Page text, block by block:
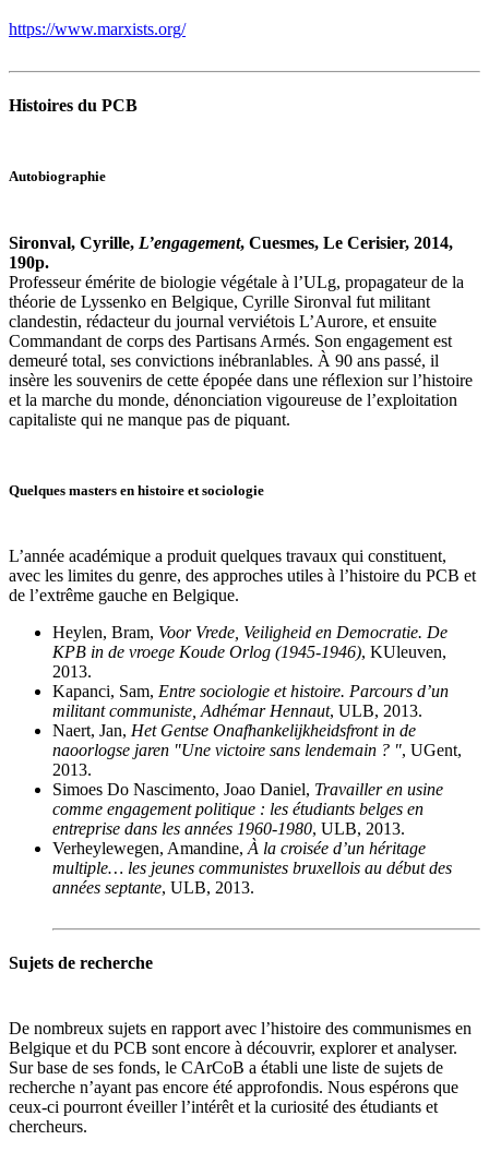
https://www.marxists.org/
Histoires du PCB
Autobiographie
Sironval, Cyrille, L’engagement, Cuesmes, Le Cerisier, 2014,
190p.
Professeur émérite de biologie végétale à l’ULg, propagateur de la
théorie de Lyssenko en Belgique, Cyrille Sironval fut militant
clandestin, rédacteur du journal verviétois L’Aurore, et ensuite
Commandant de corps des Partisans Armés. Son engagement est
demeuré total, ses convictions inébranlables. À 90 ans passé, il
insère les souvenirs de cette épopée dans une réflexion sur l’histoire
et la marche du monde, dénonciation vigoureuse de l’exploitation
capitaliste qui ne manque pas de piquant.
Quelques masters en histoire et sociologie
L’année académique a produit quelques travaux qui constituent,
avec les limites du genre, des approches utiles à l’histoire du PCB et
de l’extrême gauche en Belgique.
Heylen, Bram, Voor Vrede, Veiligheid en Democratie. De
KPB in de vroege Koude Orlog (1945-1946), KUleuven,
2013.
Kapanci, Sam, Entre sociologie et histoire. Parcours d’un
militant communiste, Adhémar Hennaut, ULB, 2013.
Naert, Jan, Het Gentse Onafhankelijkheidsfront in de
naoorlogse jaren "Une victoire sans lendemain ? ", UGent,
2013.
Simoes Do Nascimento, Joao Daniel, Travailler en usine
comme engagement politique : les étudiants belges en
entreprise dans les années 1960-1980, ULB, 2013.
Verheylewegen, Amandine, À la croisée d’un héritage
multiple… les jeunes communistes bruxellois au début des
années septante, ULB, 2013.
Sujets de recherche
De nombreux sujets en rapport avec l’histoire des communismes en
Belgique et du PCB sont encore à découvrir, explorer et analyser.
Sur base de ses fonds, le CArCoB a établi une liste de sujets de
recherche n’ayant pas encore été approfondis. Nous espérons que
ceux-ci pourront éveiller l’intérêt et la curiosité des étudiants et
chercheurs.